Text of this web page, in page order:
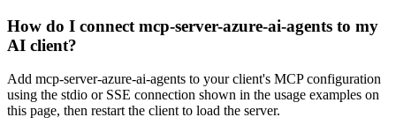
How do I connect mcp-server-azure-ai-agents to my
AI client?
Add mcp-server-azure-ai-agents to your client's MCP configuration
using the stdio or SSE connection shown in the usage examples on
this page, then restart the client to load the server.